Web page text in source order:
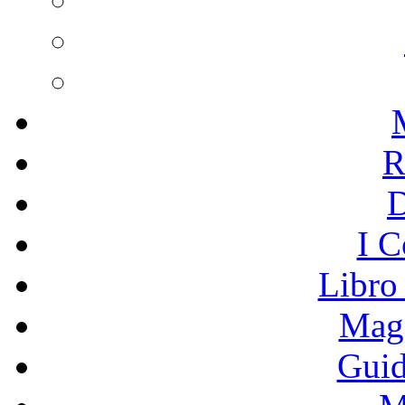
I
Libro